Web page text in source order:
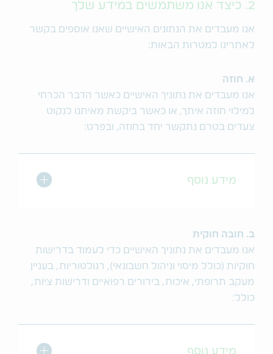
2. כיצד אנו משתמשים במידע שלך
אנו מעבדים את הנתונים האישיים שאנו אוספים בקשר
לאתרינו למטרות הבאות:
א. חוזה
אנו מעבדים את נתוניך האישיים כאשר הדבר הכרחי
למילוי חוזה איתך, או כאשר ביקשת מאיתנו לנקוט
צעדים בטרם נתקשר יחד בחוזה, ובפרט:
מידע נוסף מתג הרחב/
ב. חובה חוקית
אנו מעבדים את נתוניך האישיים כדי לעמוד בדרישות
חוקיות (כולל מיסוי וניהול חשבונאי), רגולטוריות, בעניין
מעקב תרופתי, איכות, בירורים רפואיים ודרישות ציות,
כולל:
מידע נוסף מתג הרחב/